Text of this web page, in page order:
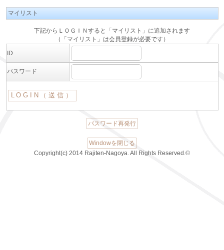
マイリスト
下記からＬＯＧＩＮすると「マイリスト」に追加されます
（「マイリスト」は会員登録が必要です）
ID
パスワード
パスワード再発行
Windowを閉じる
Copyright(c) 2014 Rajiten-Nagoya. All Rights Reserved.©